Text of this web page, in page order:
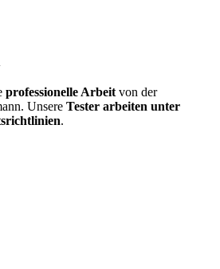
professionelle Arbeit von der
Unsere Tester arbeiten unter
.